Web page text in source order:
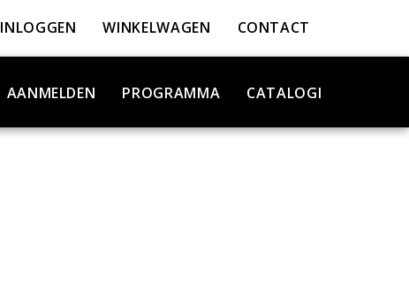
INLOGGEN WINKELWAGEN CONTACT
AANMELDEN PROGRAMMA CATALOGI